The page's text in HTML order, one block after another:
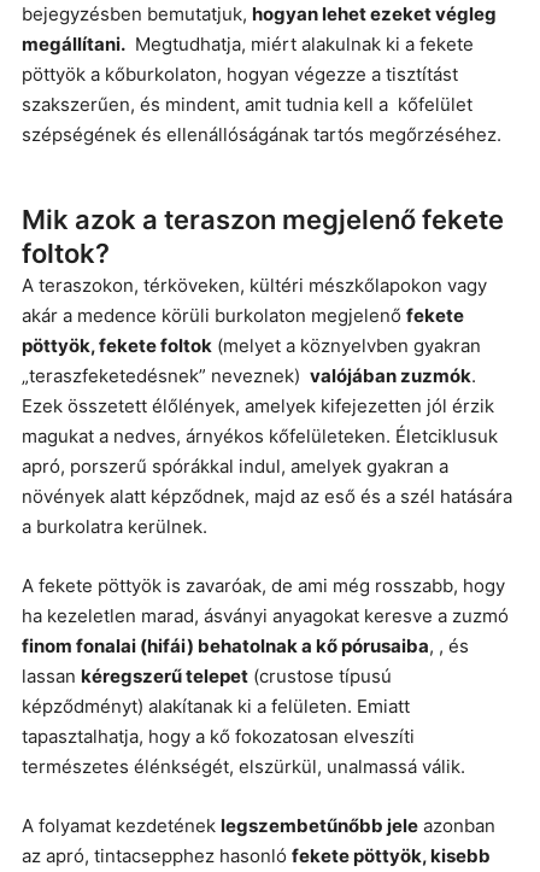
bejegyzésben bemutatjuk,hogyan lehet ezeket végleg
megállítani. Megtudhatja, miért alakulnak ki a fekete
pöttyök a kőburkolaton, hogyan végezze a tisztítást
szakszerűen, és mindent, amit tudnia kell a kőfelület
szépségének és ellenállóságának tartós megőrzéséhez.
Mik azok a teraszon megjelenő fekete
foltok?
A teraszokon, térköveken, kültéri mészkőlapokon vagy
akár a medence körüli burkolaton megjelenőfekete
pöttyök, fekete foltok (melyet a köznyelvben gyakran
„teraszfeketedésnek” neveznek)valójában zuzmók.
Ezek összetett élőlények, amelyek kifejezetten jól érzik
magukat a nedves, árnyékos kőfelületeken. Életciklusuk
apró, porszerű spórákkal indul, amelyek gyakran a
növények alatt képződnek, majd az eső és a szél hatására
a burkolatra kerülnek.
A fekete pöttyök is zavaróak, de ami még rosszabb, hogy
ha kezeletlen marad, ásványi anyagokat keresve a zuzmó
finom fonalai (hifái) behatolnak a kő pórusaiba, , és
lassankéregszerű telepet (crustose típusú
képződményt) alakítanak ki a felületen. Emiatt
tapasztalhatja, hogy a kő fokozatosan elveszíti
természetes élénkségét, elszürkül, unalmassá válik.
A folyamat kezdeténeklegszembetűnőbb jele azonban
az apró, tintacsepphez hasonlófekete pöttyök, kisebb